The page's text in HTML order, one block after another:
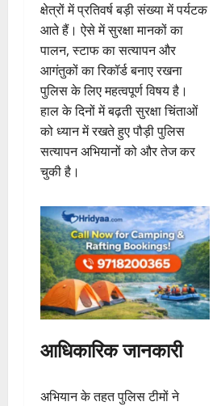
क्षेत्रों में प्रतिवर्ष बड़ी संख्या में पर्यटक
आते हैं। ऐसे में सुरक्षा मानकों का
पालन, स्टाफ का सत्यापन और
आगंतुकों का रिकॉर्ड बनाए रखना
पुलिस के लिए महत्वपूर्ण विषय है।
हाल के दिनों में बढ़ती सुरक्षा चिंताओं
को ध्यान में रखते हुए पौड़ी पुलिस
सत्यापन अभियानों को और तेज कर
चुकी है।
आधिकारिक जानकारी
अभियान के तहत पुलिस टीमों ने